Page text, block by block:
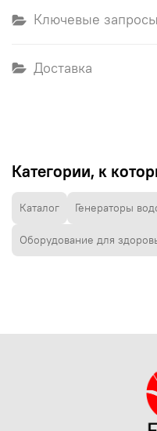
Ключевые запросы
Доставка
Категории, к
Каталог Генераторы
Оборудование для